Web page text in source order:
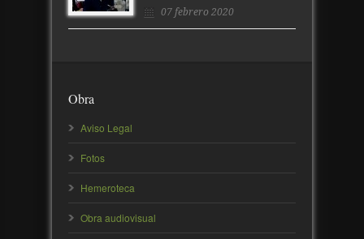
07 febrero 2020
Obra
Aviso Legal
Fotos
Hemeroteca
Obra audiovisual